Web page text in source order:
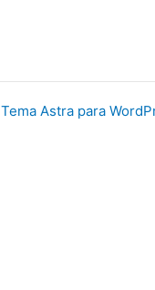
Tema Astra para